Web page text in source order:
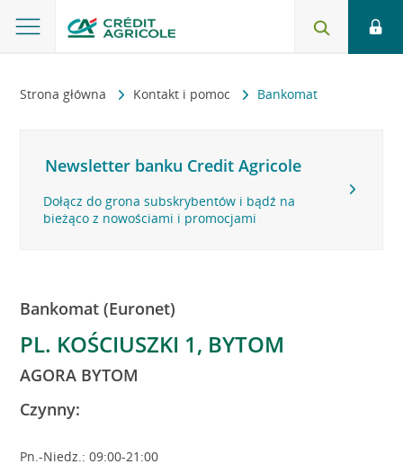
Strona główna Kontakt i pomoc Bankomat
Newsletter banku Credit Agricole
Dołącz do grona subskrybentów i bądź na
bieżąco z nowościami i promocjami
Bankomat (Euronet)
PL. KOŚCIUSZKI 1, BYTOM
AGORA BYTOM
Czynny:
Pn.-Niedz.: 09:00-21:00